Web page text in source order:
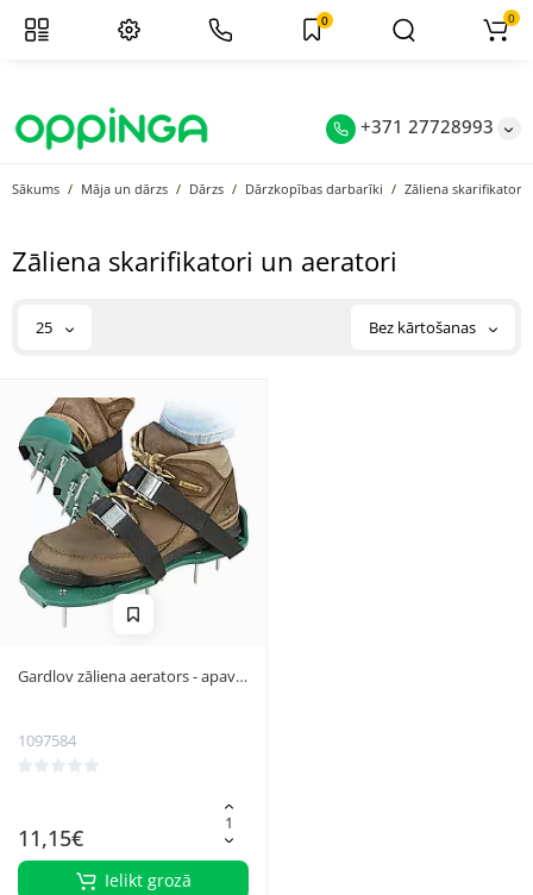
+371 27728993
0 0
Sākums Māja un dārzs Dārzs Dārzkopības darbarīki Zāliena skarifikatori
Zāliena skarifikatori un aeratori
25 Bez kārtošanas
Gardlov zāliena aerators - apavi
1097584
11,15€
Ielikt grozā